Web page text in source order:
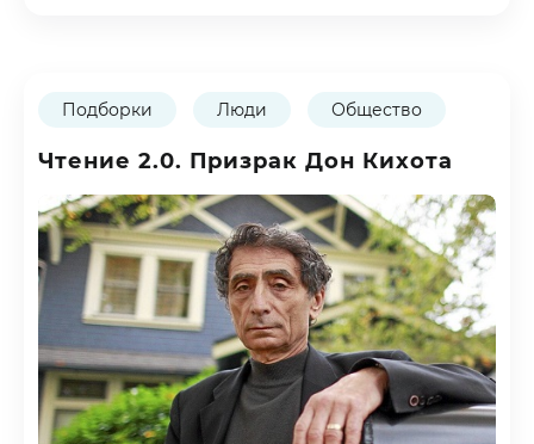
Подборки Люди Общество
Чтение 2.0. Призрак Дон Кихота